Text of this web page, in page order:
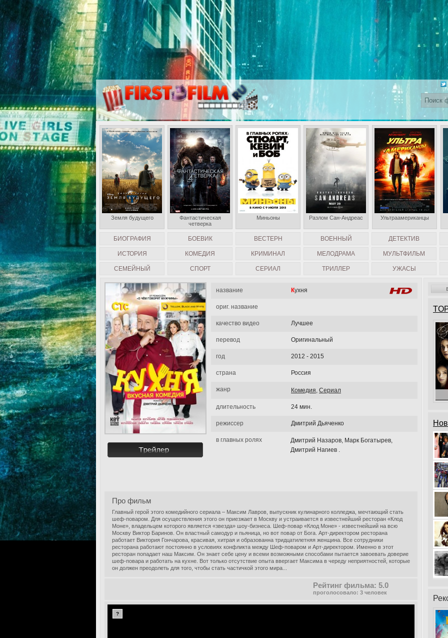
название Кухня
ориг. название
качество видео Лучшее
перевод Оригинальный
год 2012 - 2015
страна Россия
жанр Комедия, Сериал
длительность 24 мин.
режиссер Дмитрий Дьяченко
в главных ролях
Дмитрий Назаров, Марк Богатырев,
Дмитрий Нагиев .
Про фильм
Главный герой этого комедийного сериала – Максим Лавров, выпускник кулинарного колледжа, мечтающий стать
шеф-поваром. Для осуществления этого он приезжает в Москву и устраивается в известнейший ресторан «Клод
Моне», владельцем которого является «звезда» шоу-бизнеса. Шеф-повар «Клод Моне» - известнейший на всю
Москву Виктор Баринов. Он властный самодур и пьяница, но вот повар от Бога. Арт-директором ресторана
работает Виктория Гончарова, красивая, хитрая и образованна тридцатилетняя женщина. Все сотрудники
ресторана работают постоянно в условиях конфликта между Шеф-поваром и Арт-директором. Именно в этот
ресторан попадает наш Максим. Он знает себе цену и всеми возможными способами пытается завоевать доверие
шеф-повара и работать на кухне. Вот только отсутствие опыта ввергает Максима в череду неприятностей, которые
он должен преодолеть для того, чтобы стать частичкой этого мира...
Рейтинг фильма: 5.0
проголосовало: 3 человек
?
БИОГРАФИЯ БОЕВИК ВЕСТЕРН ВОЕННЫЙ ДЕТЕКТИВ
ИСТОРИЯ КОМЕДИЯ КРИМИНАЛ МЕЛОДРАМА МУЛЬТФИЛЬМ
СЕМЕЙНЫЙ СПОРТ СЕРИАЛ ТРИЛЛЕР УЖАСЫ
Земля будущего
Фантастическая
четверка
Миньоны Разлом Сан-Андреас Ультраамериканцы